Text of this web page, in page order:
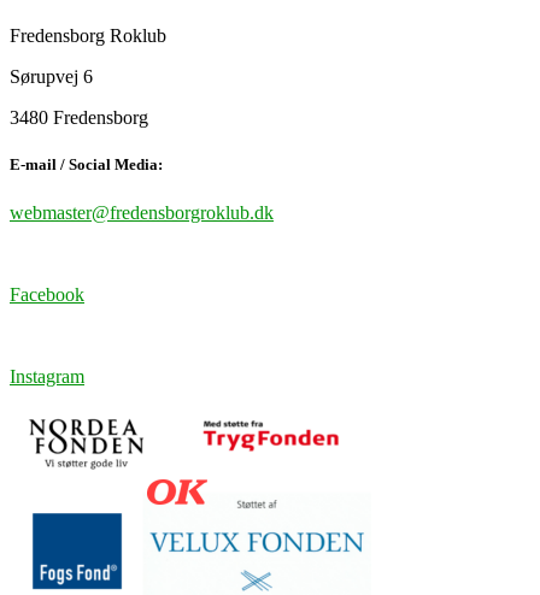
Fredensborg Roklub
Sørupvej 6
3480 Fredensborg
E-mail / Social Media:
webmaster@fredensborgroklub.dk
Facebook
Instagram